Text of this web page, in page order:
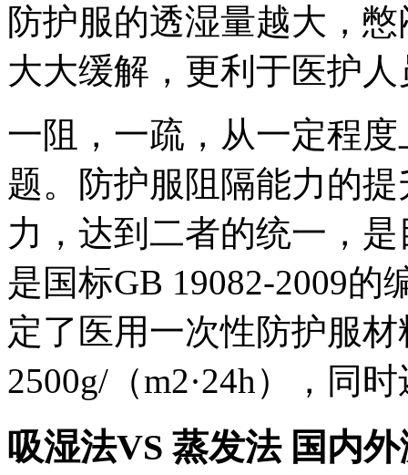
防护服的透湿量越大，
大大缓解，更利于医护
一阻，一疏，从一定程
题。防护服阻隔能力的
力，达到二者的统一，
是国标GB 19082-2009
定了医用一次性防护服
2500g/（m2·24h），同
吸湿法VS 蒸发法 国内